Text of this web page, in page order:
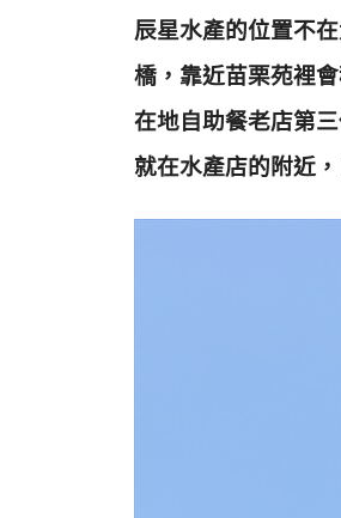
辰星水產的位置不
橋，靠近苗栗苑裡
在地自助餐老店第
就在水產店的附近